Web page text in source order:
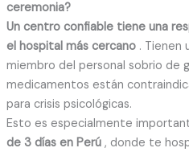
ceremonia?
Un centro confiable tiene una
el hospital más cercano . Tienen
miembro del personal sobrio de
medicamentos están
para crisis psicológicas.
Esto es especialmente
de 3 días en Perú , donde te